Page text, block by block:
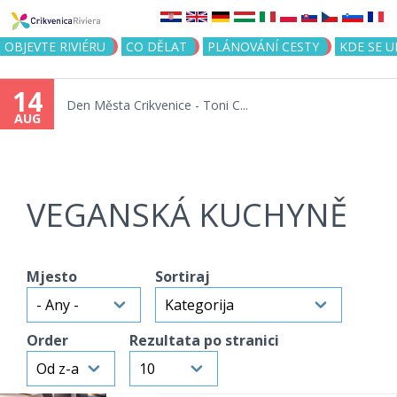
Jump to navigation
OBJEVTE RIVIÉRU CO DĚLAT PLÁNOVÁNÍ CESTY KDE SE
14
AUG
Den Města Crikvenice - Toni C...
VEGANSKÁ KUCHYNĚ
Mjesto Sortiraj
Order Rezultata po stranici